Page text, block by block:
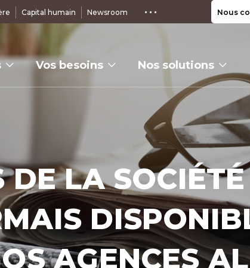
Capital humain Newsroom Nous
Vos besoins Nos solutions
DE LA
AGENCES